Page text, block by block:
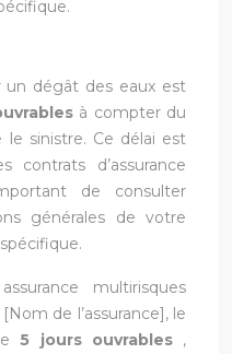
un dégât des eaux est
à compter du
sinistre. Ce délai est
contrats d’assurance
de consulter
générales de votre
multirisques
de l’assurance], le
5 jours ouvrables ,